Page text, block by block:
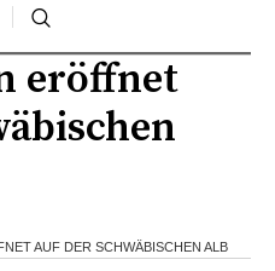
eröffnet
AUF DER SCHWÄBISCHEN ALB